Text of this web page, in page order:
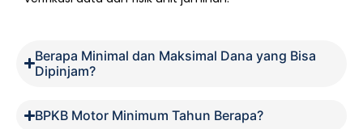
Berapa Minimal dan Maksimal Dana yang Bisa
Dipinjam?
BPKB Motor Minimum Tahun Berapa?